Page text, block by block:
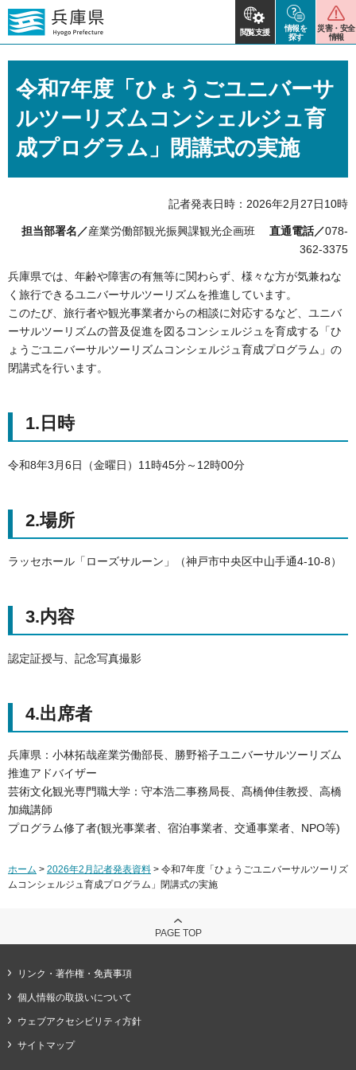
閲覧支援
情報を
探す
災害・安全
情報
令和7年度「ひょうごユニバーサ
ルツーリズムコンシェルジュ育
成プログラム」閉講式の実施
記者発表日時：2026年2月27日10時
担当部署名／産業労働部観光振興課観光企画班 直通電話／078-
362-3375
兵庫県では、年齢や障害の有無等に関わらず、様々な方が気兼ねな
く旅行できるユニバーサルツーリズムを推進しています。
このたび、旅行者や観光事業者からの相談に対応するなど、ユニバ
ーサルツーリズムの普及促進を図るコンシェルジュを育成する「ひ
ょうごユニバーサルツーリズムコンシェルジュ育成プログラム」の
閉講式を行います。
1.日時
令和8年3月6日（金曜日）11時45分～12時00分
2.場所
ラッセホール「ローズサルーン」（神戸市中央区中山手通4-10-8）
3.内容
認定証授与、記念写真撮影
4.出席者
兵庫県：小林拓哉産業労働部長、勝野裕子ユニバーサルツーリズム
推進アドバイザー
芸術文化観光専門職大学：守本浩二事務局長、髙橋伸佳教授、高橋
加織講師
プログラム修了者(観光事業者、宿泊事業者、交通事業者、NPO等)
ホーム > 2026年2月記者発表資料 > 令和7年度「ひょうごユニバーサルツーリズ
ムコンシェルジュ育成プログラム」閉講式の実施
PAGE TOP
リンク・著作権・免責事項
個人情報の取扱いについて
ウェブアクセシビリティ方針
サイトマップ